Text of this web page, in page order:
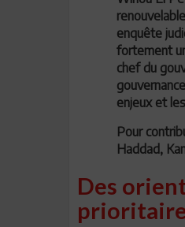
enquête
fortement
chef du
enjeux et
Pour
Haddad,
Des